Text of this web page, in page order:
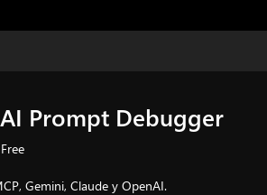
Prompt Debugger
Free
Gemini, Claude y OpenAI.